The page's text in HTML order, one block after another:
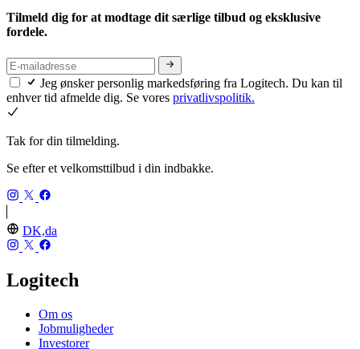
Tilmeld dig for at modtage dit særlige tilbud og eksklusive
fordele.
Jeg ønsker personlig markedsføring fra Logitech. Du kan til
enhver tid afmelde dig. Se vores privatlivspolitik.
Tak for din tilmelding.
Se efter et velkomsttilbud i din indbakke.
DK,da
Logitech
Om os
Jobmuligheder
Investorer